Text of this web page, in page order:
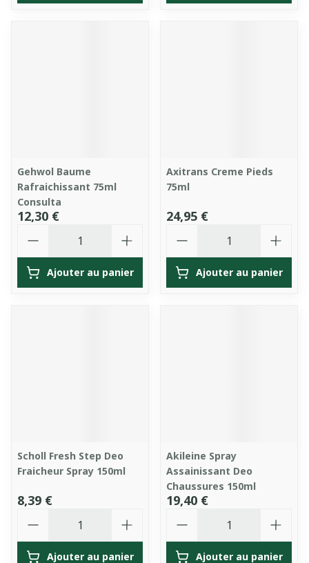
Gehwol Baume
Rafraichissant 75ml
Consulta
12,30 €
Ajouter au panier
Axitrans Creme Pieds
75ml
24,95 €
Ajouter au panier
Scholl Fresh Step Deo
Fraicheur Spray 150ml
8,39 €
Ajouter au panier
Akileine Spray
Assainissant Deo
Chaussures 150ml
19,40 €
Ajouter au panier